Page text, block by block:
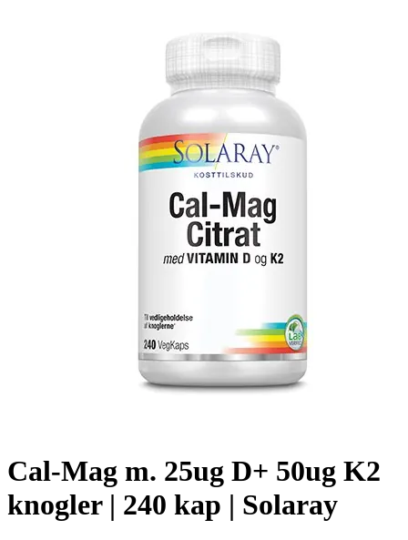
Cal-Mag m. 25ug D+ 50ug K2
knogler | 240 kap | Solaray